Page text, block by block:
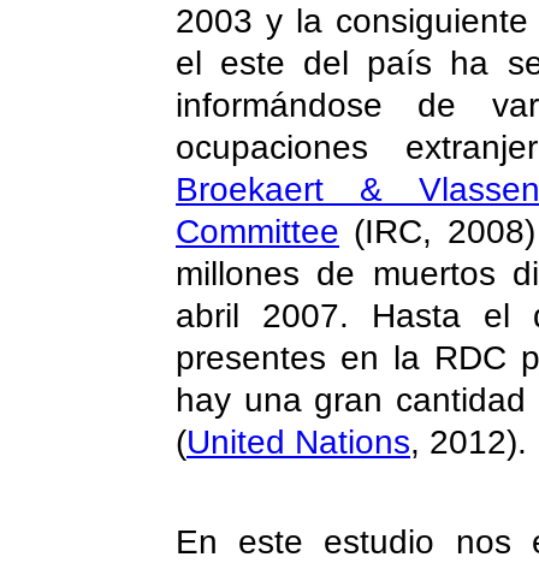
2003 y la
el este del país ha
informándose de
ocupaciones
Broekaert &
Committee (IRC,
millones de muertos
abril 2007. Hasta el
presentes en la RDC
hay una gran
(United Nations, 2012).
En este estudio nos